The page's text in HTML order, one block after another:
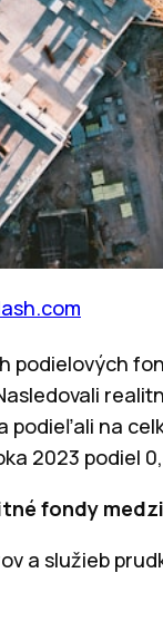
podielových
podieľali na
2023 podiel
fondy
a služieb